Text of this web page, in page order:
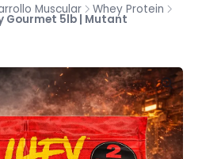
Muscular Whey Protein
Gourmet 5lb | Mutant